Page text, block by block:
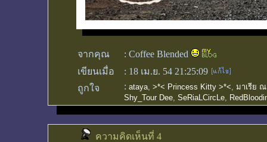
จากคุณ : Coffee Blended
เขียนเมื่อ
: 18 เม.ย. 54 21:25:09
ถูกใจ
: ataya, >*< Princess Kitty >*<, มาเรีย
Shy_Tour Dee, SeRiaLCircLe,
ความคิดเห็นที่ 4